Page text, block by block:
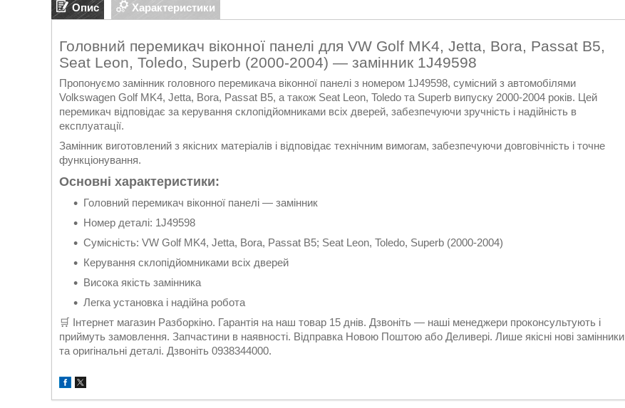
Опис Характеристики
Головний перемикач віконної панелі для VW Golf MK4, Jetta, Bora, Passat B5,
Seat Leon, Toledo, Superb (2000-2004) — замінник 1J49598
Пропонуємо замінник головного перемикача віконної панелі з номером 1J49598, сумісний з автомобілями
Volkswagen Golf MK4, Jetta, Bora, Passat B5, а також Seat Leon, Toledo та Superb випуску 2000-2004 років. Цей
перемикач відповідає за керування склопідйомниками всіх дверей, забезпечуючи зручність і надійність в
експлуатації.
Замінник виготовлений з якісних матеріалів і відповідає технічним вимогам, забезпечуючи довговічність і точне
функціонування.
Основні характеристики:
Головний перемикач віконної панелі — замінник
Номер деталі: 1J49598
Сумісність: VW Golf MK4, Jetta, Bora, Passat B5; Seat Leon, Toledo, Superb (2000-2004)
Керування склопідйомниками всіх дверей
Висока якість замінника
Легка установка і надійна робота
🛒 Інтернет магазин Разборкіно. Гарантія на наш товар 15 днів. Дзвоніть — наші менеджери проконсультують і
приймуть замовлення. Запчастини в наявності. Відправка Новою Поштою або Деливері. Лише якісні нові замінники
та оригінальні деталі. Дзвоніть 0938344000.